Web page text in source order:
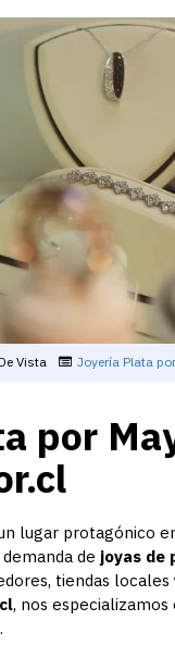
Vista Joyería Plata
por
lugar protagónico
de joyas de
tiendas
, nos